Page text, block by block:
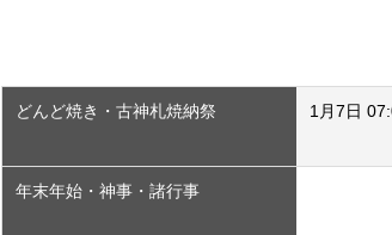
どんど焼き・古神札焼納祭 1月7日
年末年始・神事・諸行事